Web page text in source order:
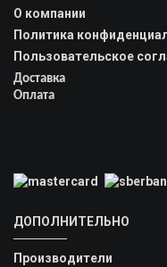
О компании
Политика
Пользовательское
Доставка
Оплата
ДОПОЛНИТЕЛЬНО
Производители